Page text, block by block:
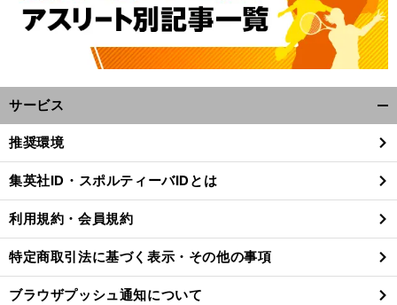
サービス
閉
る
推奨環境
集英社ID・スポルティーバIDとは
利用規約・会員規約
特定商取引法に基づく表示・その他の事項
ブラウザプッシュ通知について